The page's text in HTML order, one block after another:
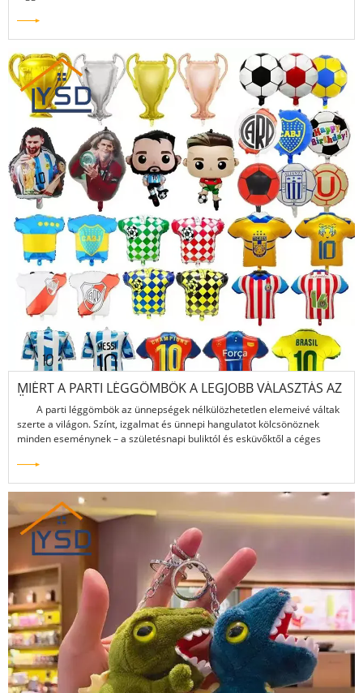
MIÉRT A PARTI LÉGGÖMBÖK A LEGJOBB VÁLASZTÁS AZ
ÜNNEPEKRE?
A parti léggömbök az ünnepségek nélkülözhetetlen elemeivé váltak
szerte a világon. Színt, izgalmat és ünnepi hangulatot kölcsönöznek
minden eseménynek – a születésnapi buliktól és esküvőktől a céges
túl a modern parti léggömbök tartósságot, sokoldalúságot és biztonsági
funkciókat kínálnak, amelyek ideálissá teszik őket az alkalmak széles